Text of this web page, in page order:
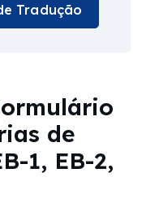
Tradução
de
1, EB-2,